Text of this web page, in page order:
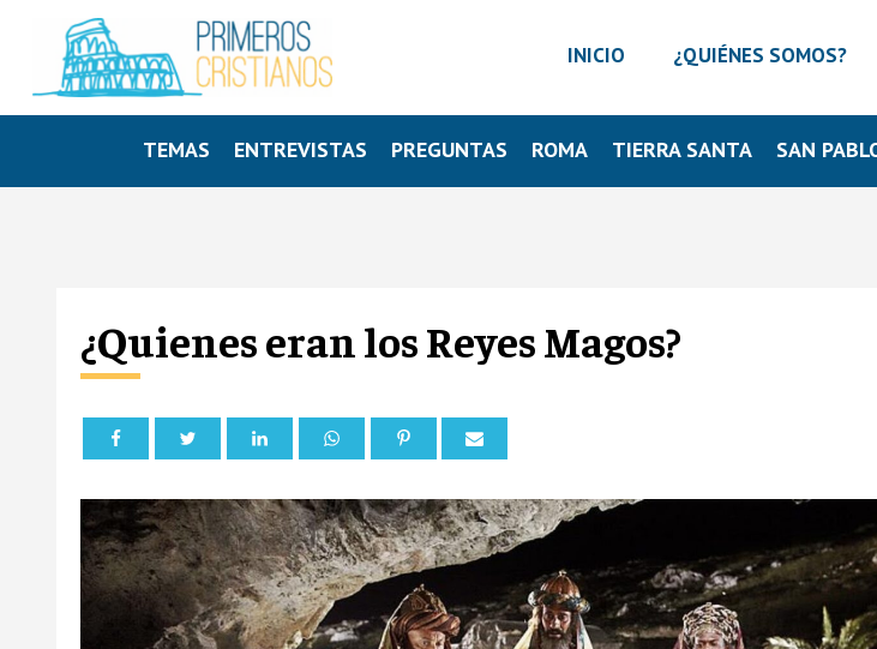
INICIO ¿QUIÉNES SOMOS?
TEMAS ENTREVISTAS PREGUNTAS ROMA TIERRA SANTA SAN
¿Quienes eran los Reyes Magos?